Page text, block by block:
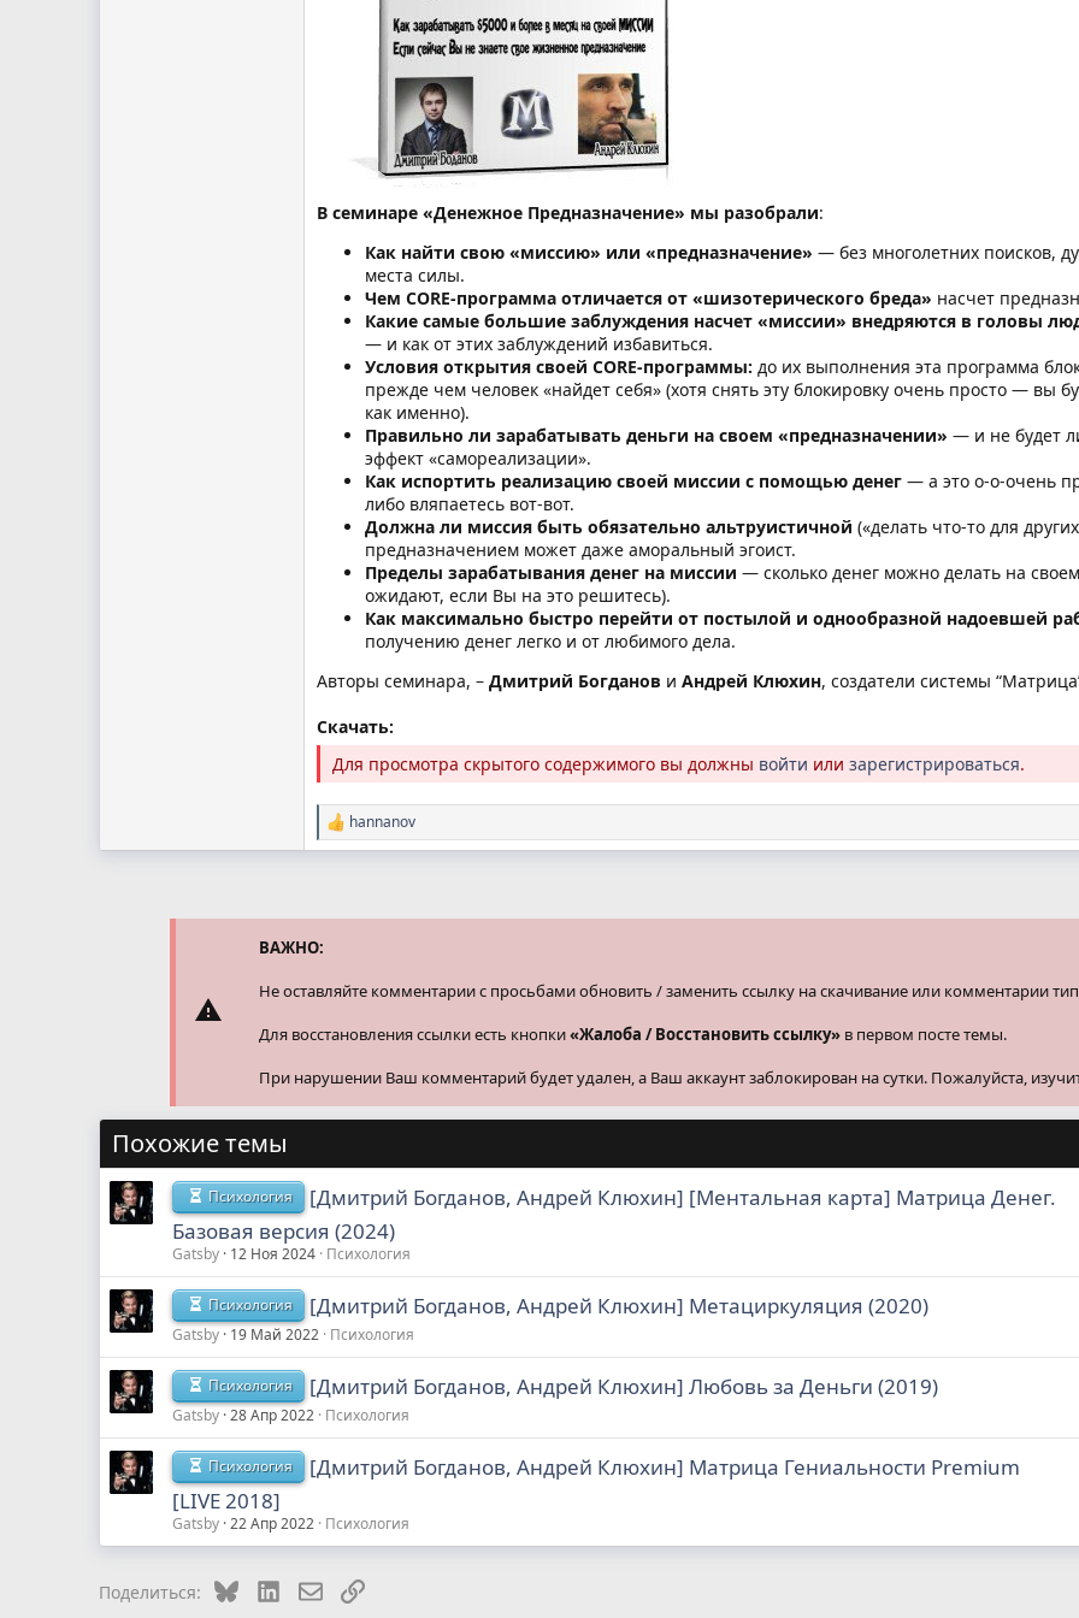
В семинаре «Денежное Предназначение» мы разобрали:
Как найти свою «миссию» или «предназначение» — без многолетних поисков,
места силы.
Чем CORE-программа отличается от «шизотерического бреда» насчет
Какие самые большие заблуждения насчет «миссии» внедряются в головы
— и как от этих заблуждений избавиться.
Условия открытия своей CORE-программы: до их выполнения эта программа
прежде чем человек «найдет себя» (хотя снять эту блокировку очень просто — вы
как именно).
Правильно ли зарабатывать деньги на своем «предназначении» — и не будет
эффект «самореализации».
Как испортить реализацию своей миссии с помощью денег — а это о-о-очень
либо вляпаетесь вот-вот.
Должна ли миссия быть обязательно альтруистичной («делать что-то для
предназначением может даже аморальный эгоист.
Пределы зарабатывания денег на миссии — сколько денег можно делать на
ожидают, если Вы на это решитесь).
Как максимально быстро перейти от постылой и однообразной надоевшей
получению денег легко и от любимого дела.
Авторы семинара, – Дмитрий Богданов и Андрей Клюхин, создатели системы
Скачать:
Для просмотра скрытого содержимого вы должны войти или зарегистрироваться.
Р
е
и
hannanov
ВАЖНО:
Не оставляйте комментарии с просьбами обновить / заменить ссылку на скачивание или комментарии
Для восстановления ссылки есть кнопки«Жалоба / Восстановить ссылку» в первом посте темы.
При нарушении Ваш комментарий будет удален, а Ваш аккаунт заблокирован на сутки. Пожалуйста,
Похожие темы
Психология
[Дмитрий Богданов, Андрей Клюхин] [Ментальная карта] Матрица Денег.
Базовая версия (2024)
Gatsby 12 Ноя 2024 Психология
Психология [Дмитрий Богданов, Андрей Клюхин] Метациркуляция (2020)
Gatsby 19 Май 2022 Психология
Психология [Дмитрий Богданов, Андрей Клюхин] Любовь за Деньги (2019)
Gatsby 28 Апр 2022 Психология
Психология
[Дмитрий Богданов, Андрей Клюхин] Матрица Гениальности Premium
[LIVE 2018]
Gatsby 22 Апр 2022 Психология
Поделиться: BlueskyLinkedInЭлектронная почта
Ссылка